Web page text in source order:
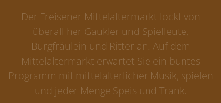
Der Freisener Mittelaltermarkt lockt von
überall her Gaukler und Spielleute,
Burgfräulein und Ritter an. Auf dem
Mittelaltermarkt erwartet Sie ein buntes
Programm mit mittelalterlicher Musik, spielen
und jeder Menge Speis und Trank.